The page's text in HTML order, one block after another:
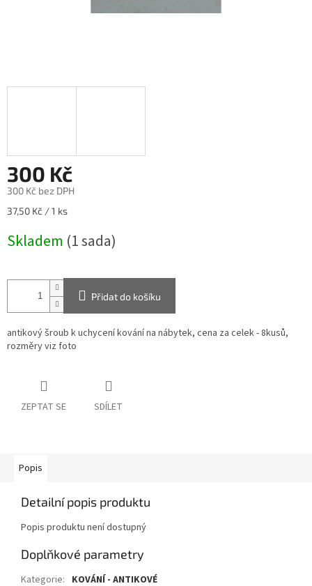
300 Kč
300 Kč bez DPH
Měrná
37,50 Kč / 1 ks
Skladem (1 sada)
Přidat do košíku
antikový šroub k uchycení kování na nábytek, cena za celek - 8kusů,
rozměry viz foto
ZEPTAT SE SDÍLET
Popis
Detailní popis produktu
Popis produktu není dostupný
Doplňkové parametry
Kategorie: KOVÁNÍ - ANTIKOVÉ